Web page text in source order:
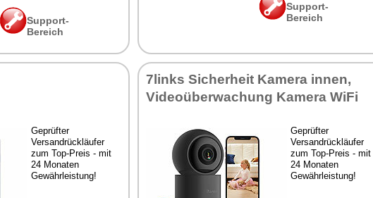
Support-
Bereich
Support-
Bereich
Geprüfter
Versandrückläufer
zum Top-Preis - mit
24 Monaten
Gewährleistung!
7links Sicherheit Kamera innen,
Videoüberwachung Kamera WiFi
Geprüfter
Versandrückläufer
zum Top-Preis - mit
24 Monaten
Gewährleistung!